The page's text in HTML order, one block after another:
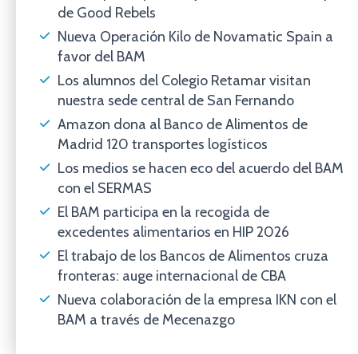
de Good Rebels
Nueva Operación Kilo de Novamatic Spain a
favor del BAM
Los alumnos del Colegio Retamar visitan
nuestra sede central de San Fernando
Amazon dona al Banco de Alimentos de
Madrid 120 transportes logísticos
Los medios se hacen eco del acuerdo del BAM
con el SERMAS
El BAM participa en la recogida de
excedentes alimentarios en HIP 2026
El trabajo de los Bancos de Alimentos cruza
fronteras: auge internacional de CBA
Nueva colaboración de la empresa IKN con el
BAM a través de Mecenazgo